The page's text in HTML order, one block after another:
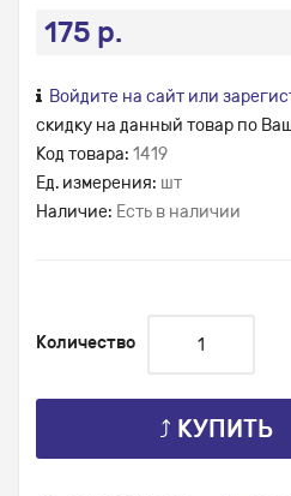
175 р.
Войдите на сайт или
скидку на данный товар по
Код товара: 1419
Ед. измерения: шт
Наличие: Есть в наличии
Количество
⤴ КУПИТЬ